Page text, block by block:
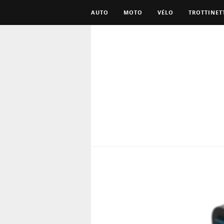
AUTO MOTO VÉLO